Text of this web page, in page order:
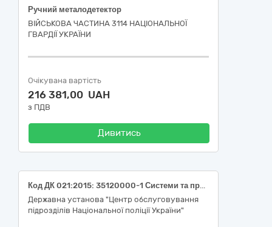
Ручний металодетектор
ВІЙСЬКОВА ЧАСТИНА 3114 НАЦІОНАЛЬНОЇ
ГВАРДІЇ УКРАЇНИ
Очікувана вартість
216 381,00 UAH
з ПДВ
Дивитись
Код ДК 021:2015: 35120000-1 Системи та пристрої нагляду та охорони (Система контролю управління доступом (СКУД))
Державна установа "Центр обслуговування
підрозділів Національної поліції України"